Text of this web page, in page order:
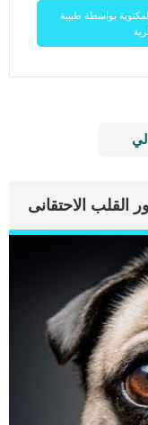
بواسطة طبيبة
القلب الاحتقانى